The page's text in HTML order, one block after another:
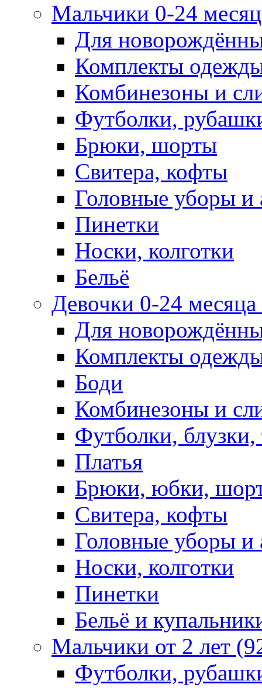
Мальчики 0-24
Для
Комплекты
Комбинезоны и
Футболки,
Брюки, шорты
Свитера, кофты
Головные уборы и
Пинетки
Носки, колготки
Бельё
Девочки 0-24
Для
Комплекты
Боди
Комбинезоны и
Футболки,
Платья
Брюки, юбки,
Свитера, кофты
Головные уборы и
Носки, колготки
Пинетки
Бельё и
Мальчики от 2 лет
Футболки,